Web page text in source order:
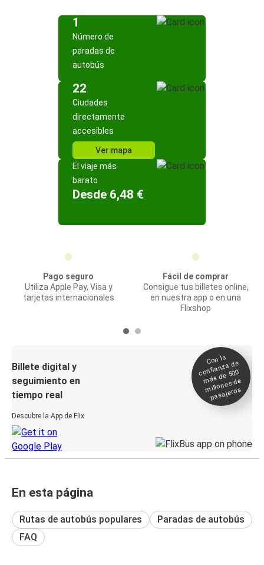
1
Número de
paradas de
autobús
22
Ciudades
directamente
accesibles
Ver mapa
El viaje más
barato
Desde 6,48 €
Pago seguro
Utiliza Apple Pay, Visa y
tarjetas internacionales
Fácil de comprar
Consigue tus billetes online,
en nuestra app o en una
Flixshop
Billete digital y
seguimiento en
tiempo real
Descubre la App de Flix
Con la
confianza de
más de 500
millones de
pasajeros
En esta página
Rutas de autobús populares
Paradas de autobús
FAQ